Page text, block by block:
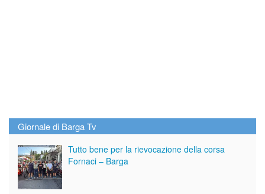
Giornale di Barga Tv
Tutto bene per la rievocazione della corsa
Fornaci – Barga